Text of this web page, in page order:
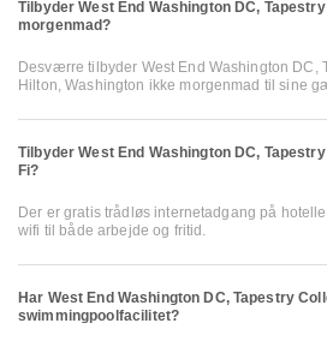
Tilbyder West End Washington DC,
morgenmad?
Desværre tilbyder West End Washington DC,
Hilton, Washington ikke morgenmad til sine
Tilbyder West End Washington DC,
Fi?
Der er gratis trådløs internetadgang på
wifi til både arbejde og fritid.
Har West End Washington DC, Tapestry
swimmingpoolfacilitet?